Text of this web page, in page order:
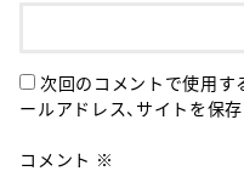
次回のコメントで使用す
ールアドレス、サイトを保存
コメント ※